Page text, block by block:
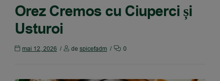
Orez Cremos cu Ciuperci și
Usturoi
mai 12, 2026 de spicefadm 0